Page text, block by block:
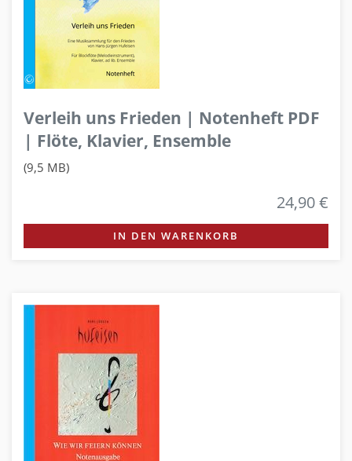
Verleih uns Frieden | Notenheft PDF
| Flöte, Klavier, Ensemble
(9,5 MB)
24,90 €
IN DEN WARENKORB